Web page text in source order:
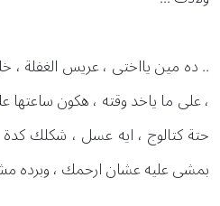
.. ده مين يااختى ، عريس الغفلة ،
، على ما ياخد وقته ، هكون
حتة كتالوج ، ايه عسل ، شكلك
بمشى عليه عشان ارحمك ،